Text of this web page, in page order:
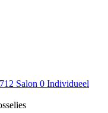
Salon 0 Individueel